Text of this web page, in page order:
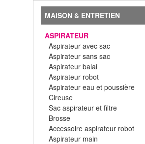
MAISON & ENTRETIEN
ASPIRATEUR
Aspirateur avec sac
Aspirateur sans sac
Aspirateur balai
Aspirateur robot
Aspirateur eau et poussière
Cireuse
Sac aspirateur et filtre
Brosse
Accessoire aspirateur robot
Aspirateur main